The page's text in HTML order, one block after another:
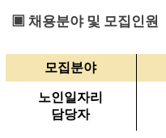
▣ 채용분야 및 모집인원
모집분야
노인일자리
담당자